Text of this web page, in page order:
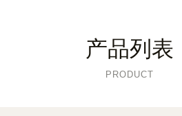
产品列表
PRODUCT